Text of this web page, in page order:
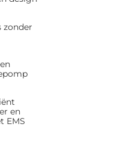
zonder
en
EMS